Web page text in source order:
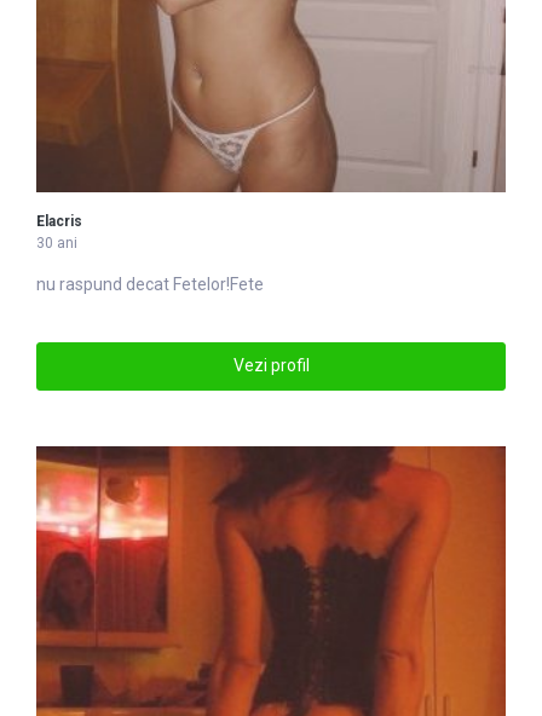
Elacris
30 ani
nu raspund decat Fete lor!Fete
Vezi profil